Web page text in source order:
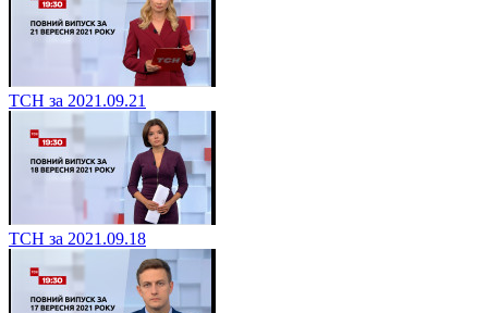
ТСН за 2021.09.21
ТСН за 2021.09.18